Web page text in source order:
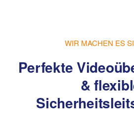
WIR MACHEN ES
Perfekte
&